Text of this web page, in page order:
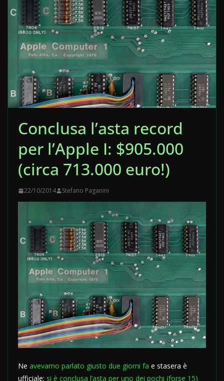
Conclusa l’asta record
per l’Apple I: $905.000
(circa 713.000 euro!)
22/10/2014 Stefano Paganini
Ne avevamo parlato giusto due giorni fa e stasera è
ufficiale: si è conclusa l’asta per uno dei pochi (forse 15)